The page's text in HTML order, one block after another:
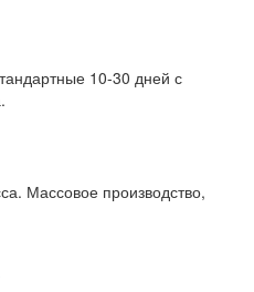
10-30 дней с
Массовое производство,